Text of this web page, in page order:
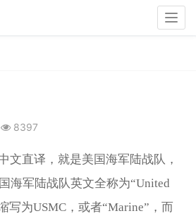
8397
文直译，就是美国海军陆战队，
海军陆战队英文全称为“United
写为USMC，或者“Marine”，而